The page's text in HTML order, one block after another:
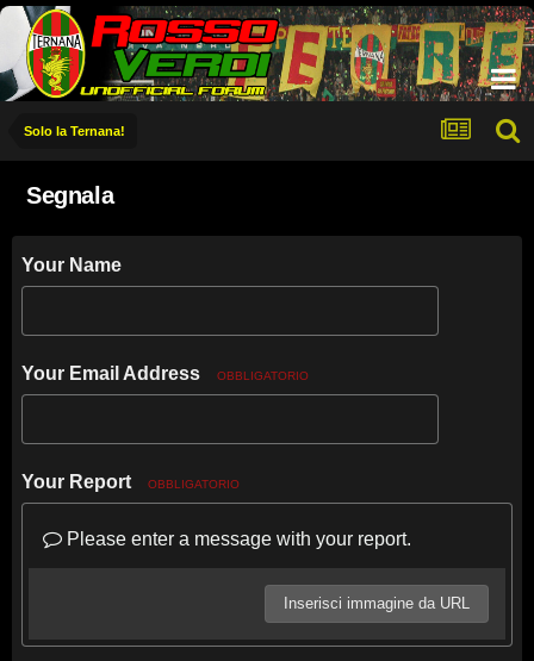
Solo la Ternana!
Segnala
Your Name
Your Email Address OBBLIGATORIO
Your Report OBBLIGATORIO
Please enter a message with your report.
Inserisci immagine da URL